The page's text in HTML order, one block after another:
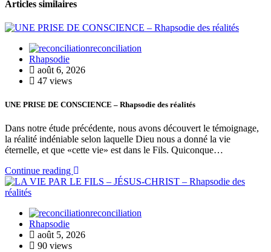
Articles similaires
reconciliation
Rhapsodie
août 6, 2026
47 views
UNE PRISE DE CONSCIENCE – Rhapsodie des réalités
Dans notre étude précédente, nous avons découvert le témoignage,
la réalité indéniable selon laquelle Dieu nous a donné la vie
éternelle, et que «cette vie» est dans le Fils. Quiconque…
Continue reading
reconciliation
Rhapsodie
août 5, 2026
90 views